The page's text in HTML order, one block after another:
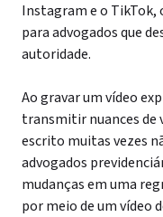
Instagram e o TikTok,
para advogados que
autoridade.
Ao gravar um vídeo
transmitir nuances de
escrito muitas vezes
advogados
mudanças em uma
por meio de um vídeo